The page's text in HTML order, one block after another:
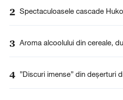
2 Spectaculoasele cascade
3 Aroma alcoolului din cereale,
4 ”Discuri imense” din deșerturi